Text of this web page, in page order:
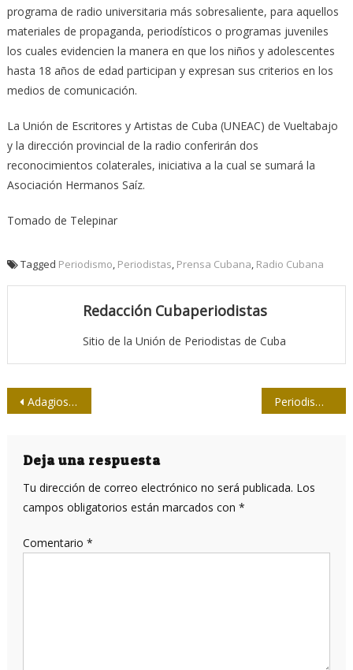
programa de radio universitaria más sobresaliente, para aquellos
materiales de propaganda, periodísticos o programas juveniles
los cuales evidencien la manera en que los niños y adolescentes
hasta 18 años de edad participan y expresan sus criterios en los
medios de comunicación.
La Unión de Escritores y Artistas de Cuba (UNEAC) de Vueltabajo
y la dirección provincial de la radio conferirán dos
reconocimientos colaterales, iniciativa a la cual se sumará la
Asociación Hermanos Saíz.
Tomado de Telepinar
Tagged Periodismo, Periodistas, Prensa Cubana, Radio Cubana
Redacción Cubaperiodistas
Sitio de la Unión de Periodistas de Cuba
Navegación
entradas
Adagios Martianos Periodismo digital, un espacio para debatir
Deja una respuesta
Tu dirección de correo electrónico no será publicada. Los
campos obligatorios están marcados con *
Comentario *